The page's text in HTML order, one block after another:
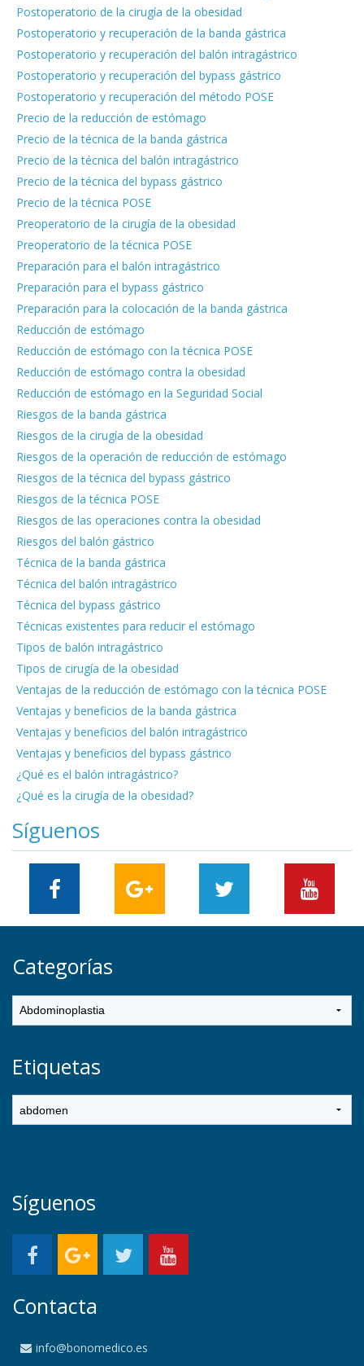
Postoperatorio de la cirugía de la obesidad
Postoperatorio y recuperación de la banda gástrica
Postoperatorio y recuperación del balón intragástrico
Postoperatorio y recuperación del bypass gástrico
Postoperatorio y recuperación del método POSE
Precio de la reducción de estómago
Precio de la técnica de la banda gástrica
Precio de la técnica del balón intragástrico
Precio de la técnica del bypass gástrico
Precio de la técnica POSE
Preoperatorio de la cirugía de la obesidad
Preoperatorio de la técnica POSE
Preparación para el balón intragástrico
Preparación para el bypass gástrico
Preparación para la colocación de la banda gástrica
Reducción de estómago
Reducción de estómago con la técnica POSE
Reducción de estómago contra la obesidad
Reducción de estómago en la Seguridad Social
Riesgos de la banda gástrica
Riesgos de la cirugía de la obesidad
Riesgos de la operación de reducción de estómago
Riesgos de la técnica del bypass gástrico
Riesgos de la técnica POSE
Riesgos de las operaciones contra la obesidad
Riesgos del balón gástrico
Técnica de la banda gástrica
Técnica del balón intragástrico
Técnica del bypass gástrico
Técnicas existentes para reducir el estómago
Tipos de balón intragástrico
Tipos de cirugía de la obesidad
Ventajas de la reducción de estómago con la técnica POSE
Ventajas y beneficios de la banda gástrica
Ventajas y beneficios del balón intragástrico
Ventajas y beneficios del bypass gástrico
¿Qué es el balón intragástrico?
¿Qué es la cirugía de la obesidad?
Síguenos
Categorías
Etiquetas
Síguenos
Contacta
info@bonomedico.es